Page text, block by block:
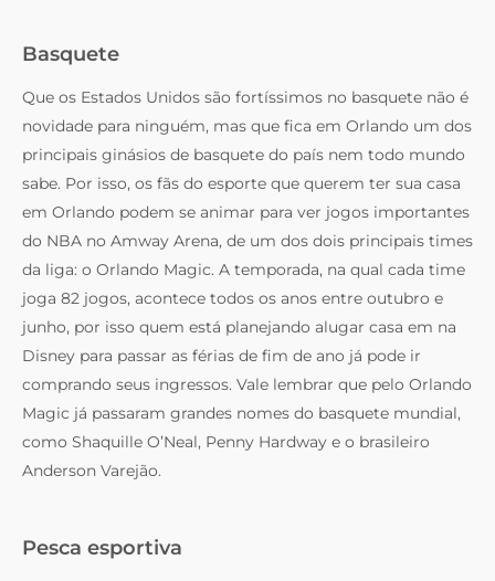
Basquete
Que os Estados Unidos são fortíssimos no basquete não é
novidade para ninguém, mas que fica em Orlando um dos
principais ginásios de basquete do país nem todo mundo
sabe. Por isso, os fãs do esporte que querem ter sua casa
em Orlando podem se animar para ver jogos importantes
do NBA no Amway Arena, de um dos dois principais times
da liga: o Orlando Magic. A temporada, na qual cada time
joga 82 jogos, acontece todos os anos entre outubro e
junho, por isso quem está planejando alugar casa em na
Disney para passar as férias de fim de ano já pode ir
comprando seus ingressos. Vale lembrar que pelo Orlando
Magic já passaram grandes nomes do basquete mundial,
como Shaquille O’Neal, Penny Hardway e o brasileiro
Anderson Varejão.
Pesca esportiva